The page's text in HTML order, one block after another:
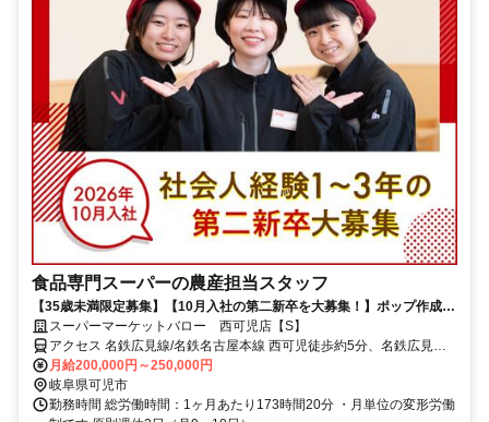
食品専門スーパーの農産担当スタッフ
【35歳未満限定募集】【10月入社の第二新卒を大募集！】ポップ作成な
ど、売り場づくりに直接関わることができるのは農産部門の醍醐味♪
スーパーマーケットバロー 西可児店【S】
アクセス 名鉄広見線/名鉄名古屋本線 西可児徒歩約5分、名鉄広見線/
名鉄名古屋本線 可児川徒歩約34分、名鉄広見線/名鉄名古屋本線 善師
野徒歩約46分
月給200,000円～250,000円
岐阜県可児市
勤務時間 総労働時間：1ヶ月あたり173時間20分 ・月単位の変形労働